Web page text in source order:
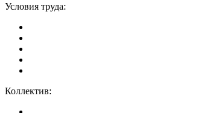
Условия труда:
Коллектив: